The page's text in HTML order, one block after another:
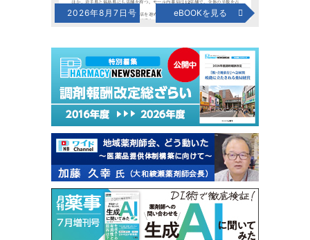
2026年8月7日号 eBOOKを見る